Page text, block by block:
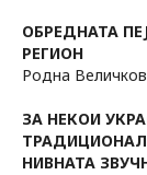
ОБРЕДНАТА
РЕГИОН
Родна
ЗА НЕКОИ
НИВНАТА